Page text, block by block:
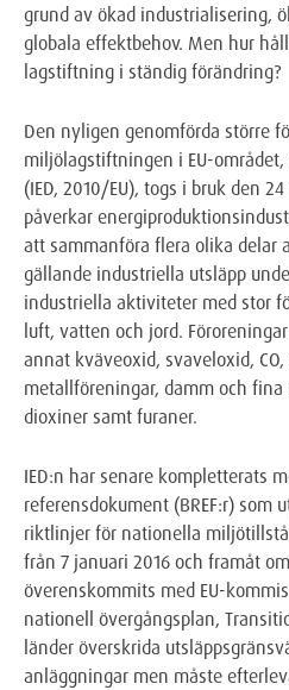
grund av ökad industrialisering,
globala effektbehov. Men hur
lagstiftning i ständig förändring?
Den nyligen genomförda större
miljölagstiftningen i EU-
(IED, 2010/EU), togs i bruk den
påverkar
att sammanföra flera olika delar
gällande industriella utsläpp
industriella aktiviteter med stor
luft, vatten och jord.
annat kväveoxid, svaveloxid, CO,
metallföreningar, damm och fina
dioxiner samt furaner.
IED:n har senare kompletterats
referensdokument (BREF:r) som
riktlinjer för nationella
från 7 januari 2016 och framåt
överenskommits med EU-
nationell övergångsplan,
länder överskrida
anläggningar men måste